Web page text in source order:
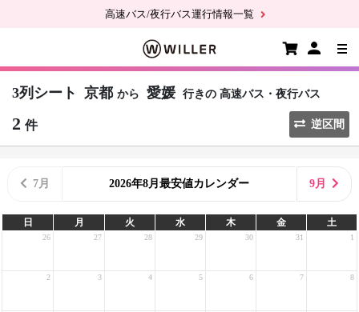
高速バス/夜行バス運行情報一覧
3列シート 京都 から 愛媛 行きの 高速バス・夜行バス
2 件 逆区間
7月 2026年8月最安値カレンダー 9月
日 月 火 水 木 金 土
26 27 28 29 30 31 1
2 3 4 5 6 7 8